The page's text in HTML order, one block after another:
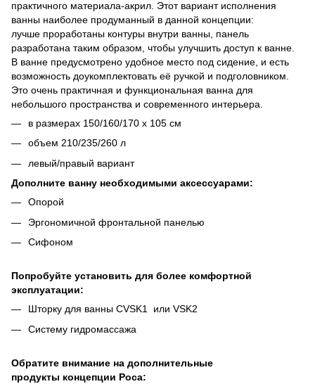
практичного материала-акрил. Этот вариант исполнения
ванны наиболее продуманный в данной концепции:
лучше проработаны контуры внутри ванны, панель
разработана таким образом, чтобы улучшить доступ к ванне.
В ванне предусмотрено удобное место под сидение, и есть
возможность доукомплектовать её ручкой и подголовником.
Это очень практичная и функциональная ванна для
небольшого пространства и современного интерьера.
в размерах 150/160/170 х 105 см
объем 210/235/260 л
левый/правый вариант
Дополните ванну необходимыми аксессуарами:
Опорой
Эргономичной фронтальной панелью
Сифоном
Попробуйте установить для более комфортной
эксплуатации:
Шторку для ванны CVSK1 или VSK2
Систему гидромассажа
Обратите внимание на дополнительные
продукты концепции Роса: